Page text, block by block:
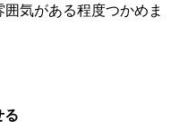
気がある程度つかめま
る